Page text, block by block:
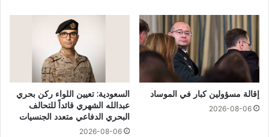
إقالة مسؤولين كبار في الموساد
2026-08-06
السعودية: تعيين اللواء ركن بحري
عبدالله الشهري قائداً للتحالف
البحري الدفاعي متعدد الجنسيات
2026-08-06